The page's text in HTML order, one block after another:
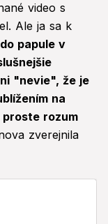
video s
Ale ja sa k
papule v
"nevie", že je
na
rozum
zverejnila